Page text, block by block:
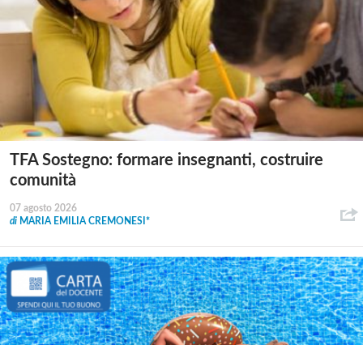
TFA Sostegno: formare insegnanti, costruire
comunità
07 agosto 2026
di MARIA EMILIA CREMONESI*